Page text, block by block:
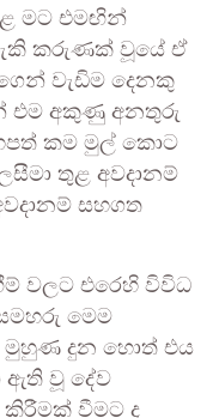
මට එමඟින්
කරුණක් වූයේ ඒ
වැඩිම දෙනකු
එම අකුණු අනතුරු
කම මුල් කොට
තුළ අවදානම්
සහගත
වලට එරෙහි විවිධ
මෙම
මුහුණ දුන හොත් එය
වූ දේව
කිරීමක් වීමට ද